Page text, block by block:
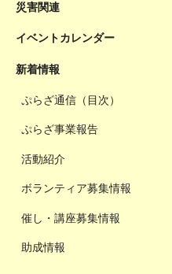
災害関連
イベントカレンダー
新着情報
ぷらざ通信（目次）
ぷらざ事業報告
活動紹介
ボランティア募集情報
催し・講座募集情報
助成情報